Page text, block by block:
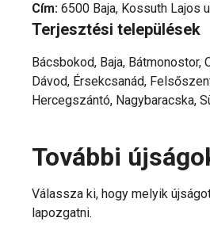
Cím: 6500 Baja, Kossuth Lajos
Terjesztési települések
Bácsbokod, Baja, Bátmonostor,
Dávod, Érsekcsanád,
Hercegszántó, Nagybaracska,
További
Válassza ki, hogy melyik
lapozgatni.